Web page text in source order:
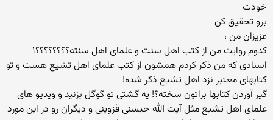
خودت
برو تحقیق کن
عزیزان من ،
کدوم روایت من از کتب اهل سنت و علمای اهل سنته؟؟؟؟؟؟؟؟۱
اسنادی که من ذکر کردم همشون از کتب علمای اهل تشیع هست و تو
کتابهای معتبر نزد اهل تشیع ذکر شده!
گیر آوردن کتابها براتون سخته؟! یه گشتی تو گوگل بزنید و ویدیو های
علمای اهل تشیع مثل آیت الله حیسنی قزوینی و دیگران رو در این مورد